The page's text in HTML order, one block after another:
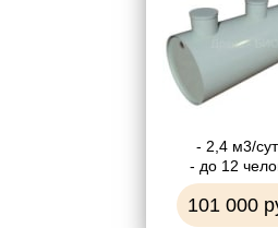
- 2,4 м3/
- до 12
101 000